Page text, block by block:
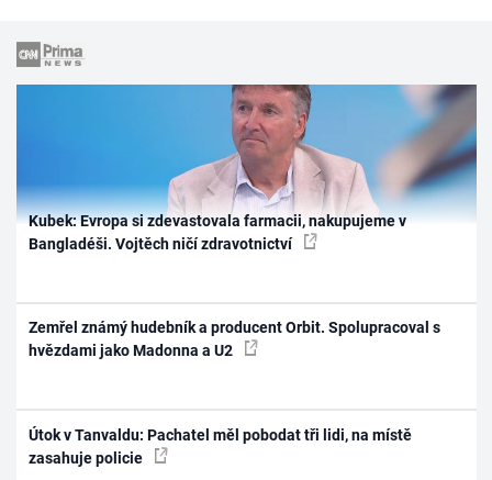
Kubek: Evropa si zdevastovala farmacii, nakupujeme v
Bangladéši. Vojtěch ničí zdravotnictví
Zemřel známý hudebník a producent Orbit. Spolupracoval s
hvězdami jako Madonna a U2
Útok v Tanvaldu: Pachatel měl pobodat tři lidi, na místě
zasahuje policie